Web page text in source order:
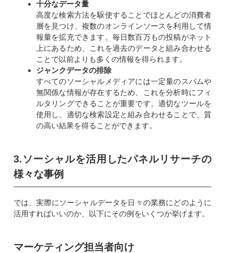
十分なデータ量
高度な検索方法を駆使することでほとんどの消費者
層を見つけ、複数のオンラインソースを利用して情
報量を拡充できます。毎日数百万もの投稿がネット
上にあるため、これを過去のデータと組み合わせる
ことで以前よりも多くの情報を得られます。
ジャンクデータの排除
すべてのソーシャルメディアには一定量のスパムや
無関係な情報が存在するため、これを分析時にフィ
ルタリングできることが重要です。適切なツールを
使用し、適切な検索設定と組み合わせることで、質
の高い結果を得ることができます。
3.ソーシャルを活用したパネルリサーチの
様々な事例
では、実際にソーシャルデータを日々の業務にどのように
活用すればいいのか、以下にその例をいくつか挙げます。
マーケティング担当者向け